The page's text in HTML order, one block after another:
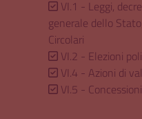
VI.1 - Leggi,
generale dello
Circolari
VI.2 - Elezioni
VI.4 - Azioni di
VI.5 -